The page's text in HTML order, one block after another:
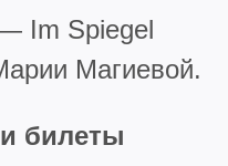
Im Spiegel
Магиевой.
билеты